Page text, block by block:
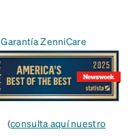
Garantía ZenniCare
(consulta aquí nuestro